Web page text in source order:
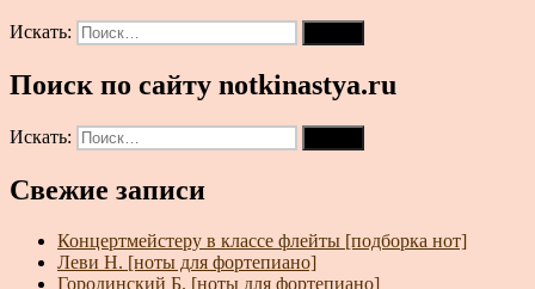
Искать:
Поиск по сайту notkinastya.ru
Искать:
Свежие записи
Концертмейстеру в классе флейты [подборка нот]
Леви Н. [ноты для фортепиано]
Городинский Б. [ноты для фортепиано]